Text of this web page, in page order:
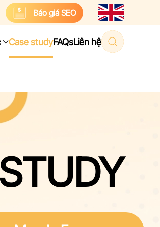
Báo giá SEO
Case studyFAQsLiên hệ